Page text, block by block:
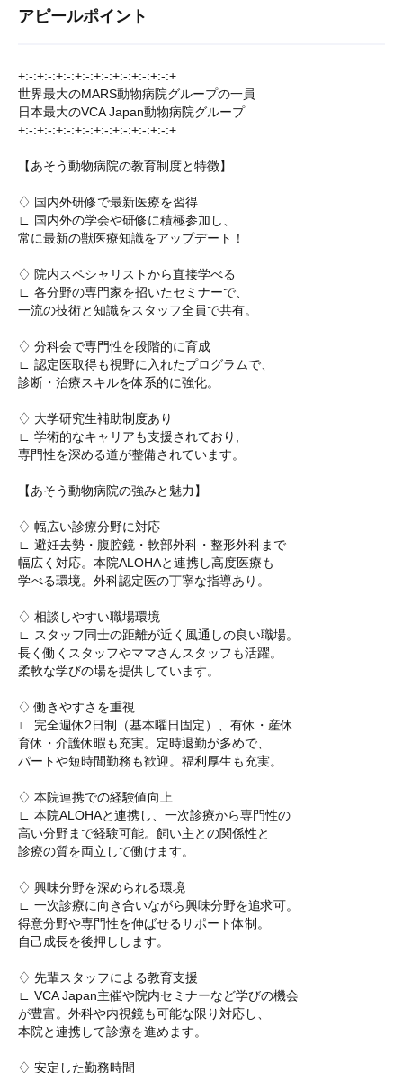
アピールポイント
+:-:+:-:+:-:+:-:+:-:+:-:+:-:+:-:+
世界最大のMARS動物病院グループの一員
日本最大のVCA Japan動物病院グループ
+:-:+:-:+:-:+:-:+:-:+:-:+:-:+:-:+
【あそう動物病院の教育制度と特徴】
♢ 国内外研修で最新医療を習得
∟ 国内外の学会や研修に積極参加し、
常に最新の獣医療知識をアップデート！
♢ 院内スペシャリストから直接学べる
∟ 各分野の専門家を招いたセミナーで、
一流の技術と知識をスタッフ全員で共有。
♢ 分科会で専門性を段階的に育成
∟ 認定医取得も視野に入れたプログラムで、
診断・治療スキルを体系的に強化。
♢ 大学研究生補助制度あり
∟ 学術的なキャリアも支援されており,
専門性を深める道が整備されています。
【あそう動物病院の強みと魅力】
♢ 幅広い診療分野に対応
∟ 避妊去勢・腹腔鏡・軟部外科・整形外科まで
幅広く対応。本院ALOHAと連携し高度医療も
学べる環境。外科認定医の丁寧な指導あり。
♢ 相談しやすい職場環境
∟ スタッフ同士の距離が近く風通しの良い職場。
長く働くスタッフやママさんスタッフも活躍。
柔軟な学びの場を提供しています。
♢ 働きやすさを重視
∟ 完全週休2日制（基本曜日固定）、有休・産休
育休・介護休暇も充実。定時退勤が多めで、
パートや短時間勤務も歓迎。福利厚生も充実。
♢ 本院連携での経験値向上
∟ 本院ALOHAと連携し、一次診療から専門性の
高い分野まで経験可能。飼い主との関係性と
診療の質を両立して働けます。
♢ 興味分野を深められる環境
∟ 一次診療に向き合いながら興味分野を追求可。
得意分野や専門性を伸ばせるサポート体制。
自己成長を後押しします。
♢ 先輩スタッフによる教育支援
∟ VCA Japan主催や院内セミナーなど学びの機会
が豊富。外科や内視鏡も可能な限り対応し、
本院と連携して診療を進めます。
♢ 安定した勤務時間